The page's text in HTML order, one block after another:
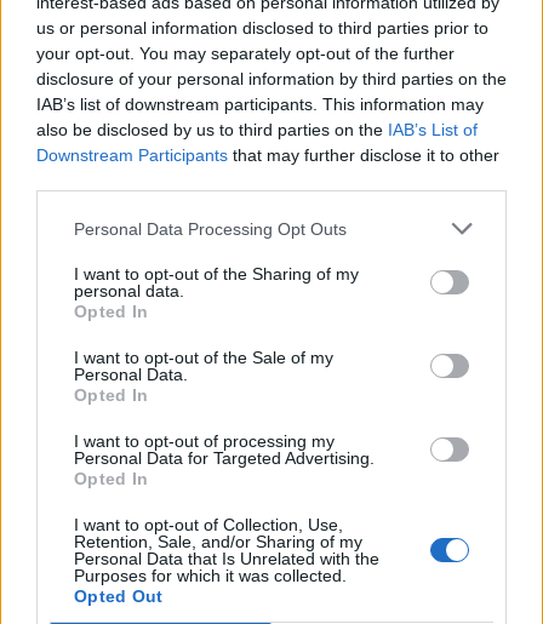
us or personal information disclosed to third parties prior to
your opt-out. You may separately opt-out of the further
disclosure of your personal information by third parties on the
IAB’s list of downstream participants. This information may
also be disclosed by us to third parties on the IAB’s List of
Downstream Participants that may further disclose it to other
Personal Data Processing Opt Outs
I want to opt-out of the Sharing of my
personal data.
Opted In
I want to opt-out of the Sale of my
Personal Data.
Opted In
I want to opt-out of processing my
Personal Data for Targeted Advertising.
Opted In
I want to opt-out of Collection, Use,
Retention, Sale, and/or Sharing of my
Personal Data that Is Unrelated with the
Purposes for which it was collected.
Opted Out
CZYM DLA CZŁOWIEKA
MOŻE BYĆ WOLNOŚĆ?
OMÓW ZAGADNIENIE NA
PODSTAWIE DZIADÓW
CZĘŚCI III ADAMA
MICKIEWICZA. W SWOJEJ
RÓWNIEŻ WYBRANY
Wolność – to zagadnienie wyjątkowo
często pojawia się w literaturze na
przestrzeni wszystkich epok. Wielu
bohaterów właśnie o wolność, robi z niej
główny cel ich działań czy też marzeń. Sny
o wolności, walka o nią, próby jej